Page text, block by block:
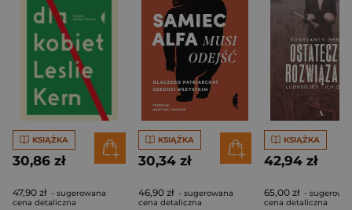
KSIĄŻKA
30,86 zł
47,90 zł - sugerowana
cena detaliczna
KSIĄŻKA
30,34 zł
46,90 zł - sugerowana
cena detaliczna
KSIĄŻKA
42,94 zł
65,00 zł -
cena detaliczna